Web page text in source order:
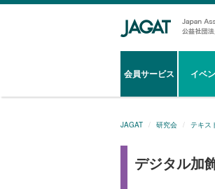
会員サービス イベ
JAGAT 研究会 テキス
デジタル加